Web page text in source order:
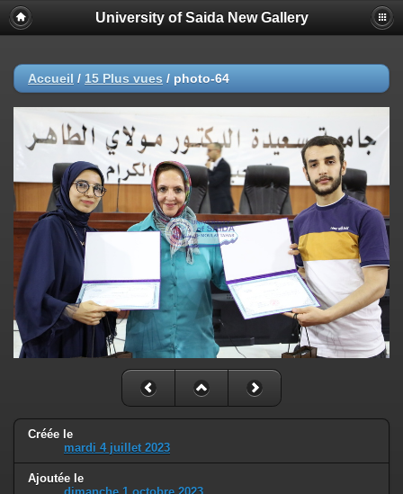
University of Saida New Gallery
Accueil / 15 Plus vues / photo-64
Créée le
mardi 4 juillet 2023
Ajoutée le
dimanche 1 octobre 2023